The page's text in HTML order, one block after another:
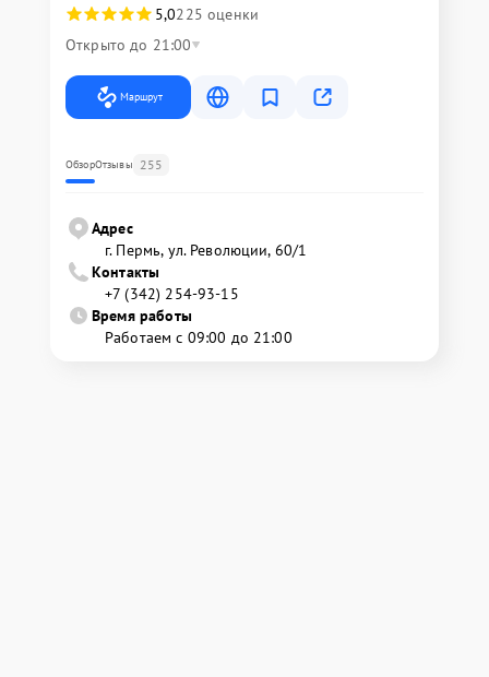
5,0225 оценки
Открыто до 21:00
Маршрут
ОбзорОтзывы 255
Адрес
г. Пермь, ул. ​Революции, 60/1
Контакты
+7 (342) 254-93-15
Время работы
Работаем с 09:00 до 21:00